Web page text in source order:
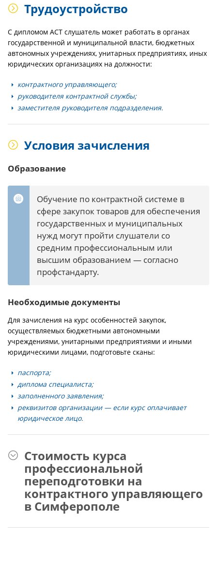
Трудоустройство
С дипломом АСТ слушатель может работать в органах
государственной и муниципальной власти, бюджетных
автономных учреждениях, унитарных предприятиях, иных
юридических организациях на должности:
контрактного управляющего;
руководителя контрактной службы;
заместителя руководителя подразделения.
Условия зачисления
Образование
Обучение по контрактной системе в
сфере закупок товаров для обеспечения
государственных и муниципальных
нужд могут пройти слушатели со
средним профессиональным или
высшим образованием — согласно
профстандарту.
Необходимые документы
Для зачисления на курс особенностей закупок,
осуществляемых бюджетными автономными
учреждениями, унитарными предприятиями и иными
юридическими лицами, подготовьте сканы:
паспорта;
диплома специалиста;
заполненного заявления;
реквизитов организации — если курс оплачивает
юридическое лицо.
Стоимость курса
профессиональной
переподготовки на
контрактного управляющего
в Симферополе